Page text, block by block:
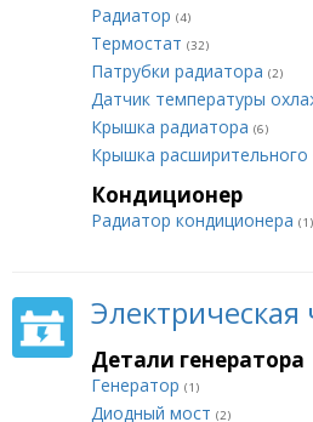
Радиатор (4)
Термостат (32)
Патрубки радиатора (2)
Датчик температуры
Крышка радиатора (6)
Крышка расширительного
Кондиционер
Радиатор кондиционера (1)
Электрическая
Детали генератора
Генератор (1)
Диодный мост (2)